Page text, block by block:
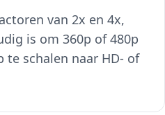
van 2x en 4x,
is om 360p of 480p
te schalen naar HD- of